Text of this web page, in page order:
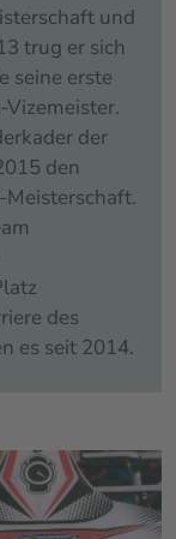
und
trug er sich
seine erste
Vizemeister.
der
den
des
es seit 2014.